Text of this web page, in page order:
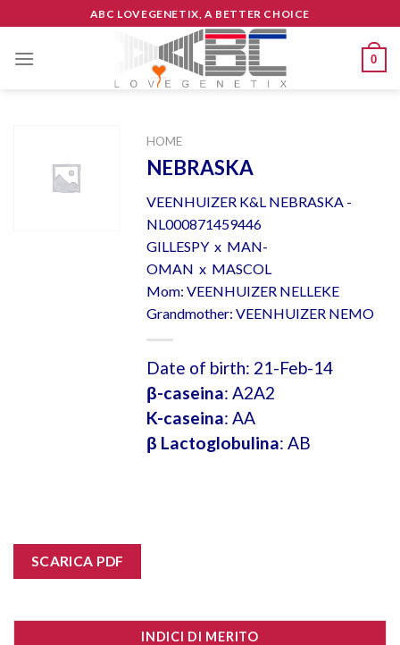
to
content
ABC LOVEGENETIX, A BETTER CHOICE
0
HOME
NEBRASKA
VEENHUIZER K&L NEBRASKA -
NL000871459446
GILLESPY x MAN-
OMAN x MASCOL
Mom: VEENHUIZER NELLEKE
Grandmother: VEENHUIZER NEMO
Date of birth: 21-Feb-14
β-caseina: A2A2
K-caseina: AA
β Lactoglobulina: AB
SCARICA PDF
INDICI DI MERITO